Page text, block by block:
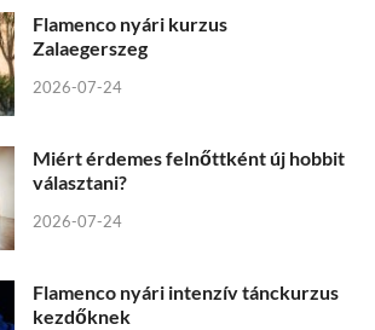
Flamenco nyári kurzus
Zalaegerszeg
2026-07-24
Miért érdemes felnőttként új hobbit
választani?
2026-07-24
Flamenco nyári intenzív tánckurzus
kezdőknek